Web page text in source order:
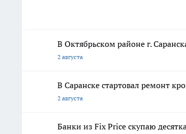
В Октябрьском районе г.
2 августа
В Саранске стартовал ремонт
2 августа
Банки из Fix Price скупаю